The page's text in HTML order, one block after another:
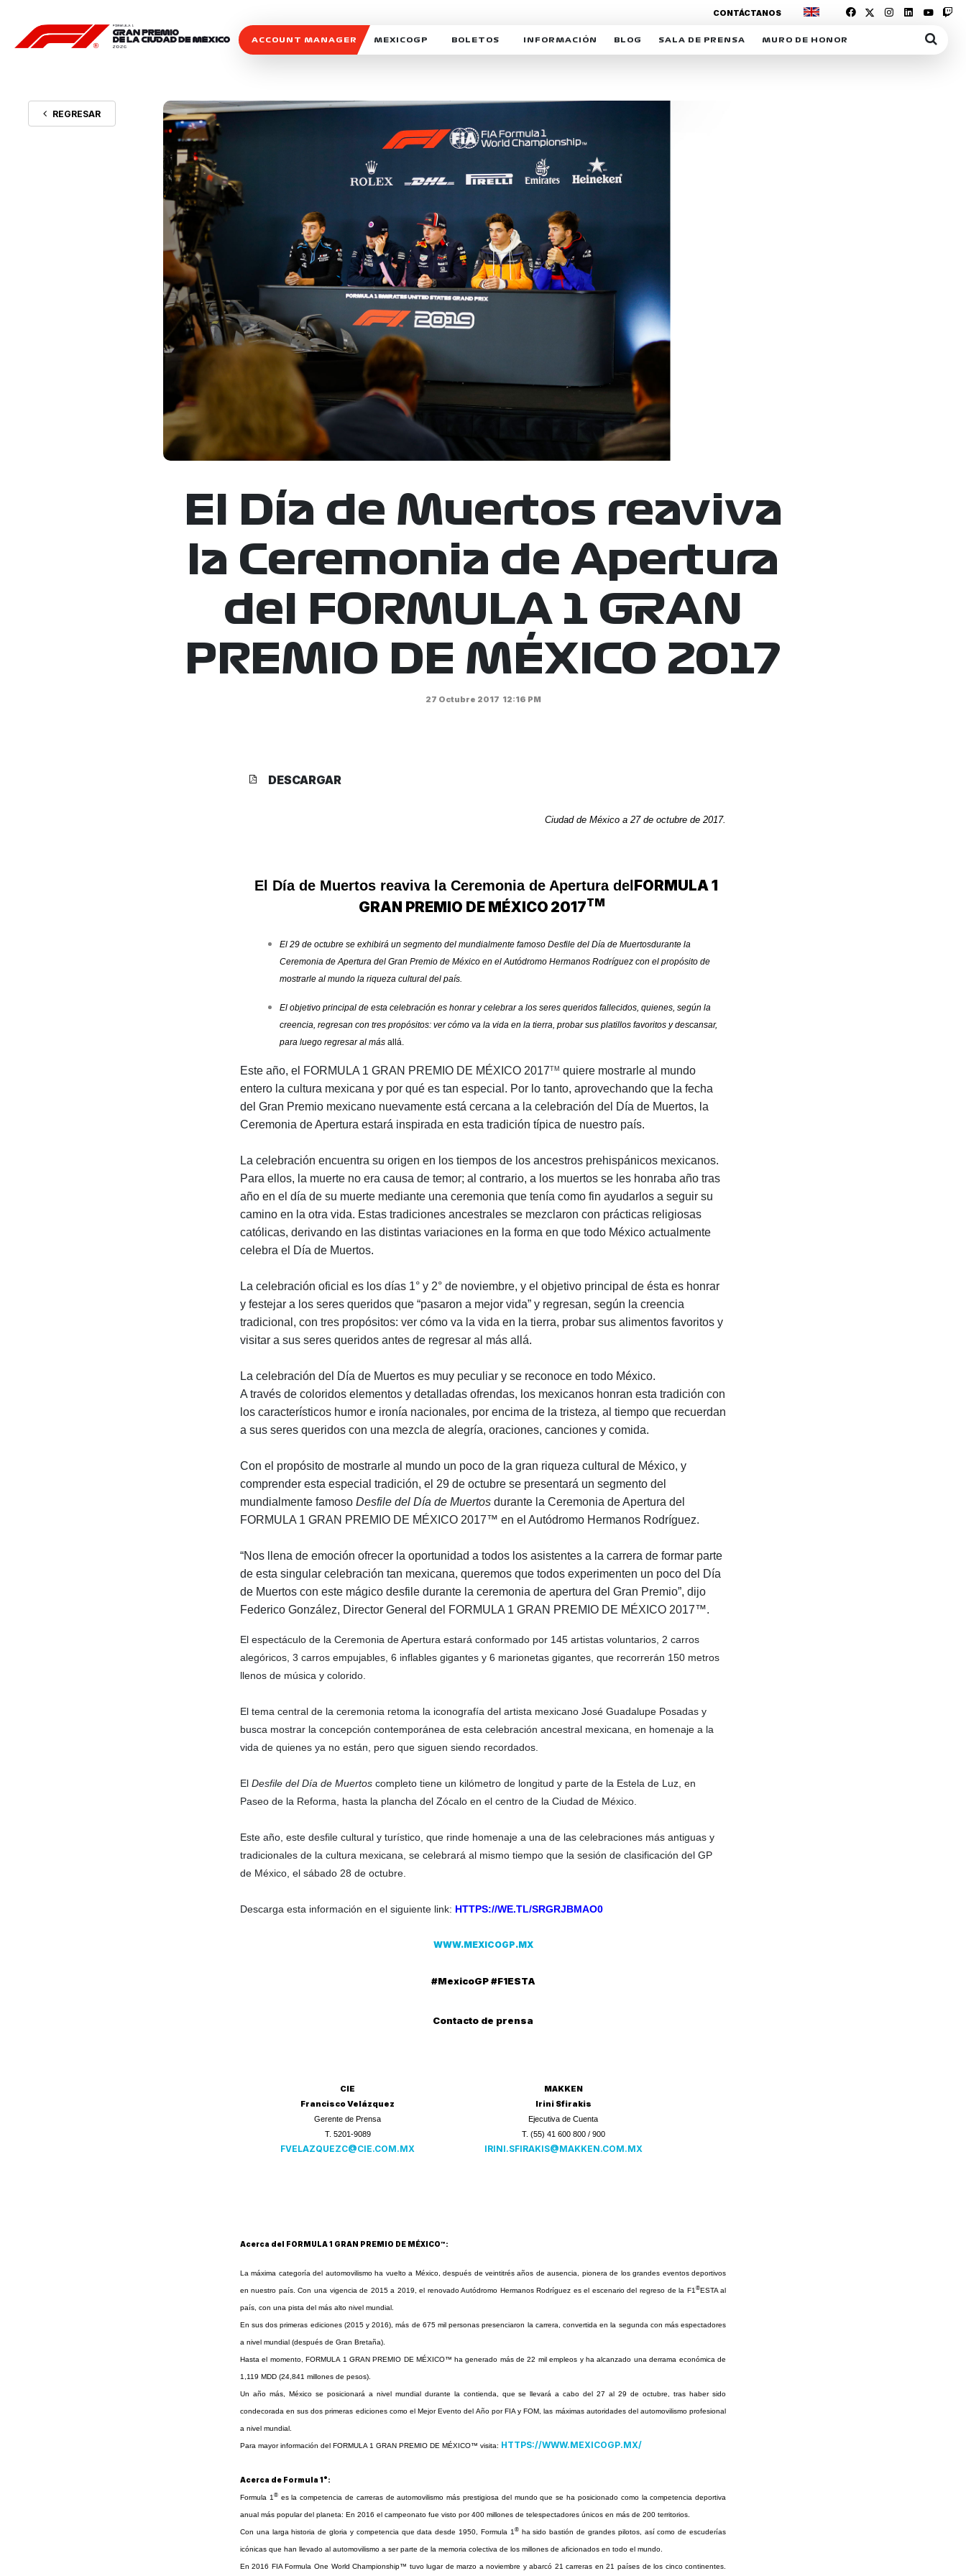
ACCOUNT MANAGER MEXICOGP
CELEBRA CON NOSOTROS
BOLETOS INFORMACIÓN
REFORESTEMOS JUNTOS
MOTORSPORT ACADEMY
EXPOSICIÓN FOTOGRÁFICA
CAMPEONATO
PATROCINADORES
LEGALES TICKETMASTER
BLOG SALA DE PRENSA MURO DE HONOR
CONTÁCTANOS
REGRESAR
El Día de Muertos reaviva
la Ceremonia de Apertura
del FORMULA 1 GRAN
PREMIO DE MÉXICO 2017
27 Octubre 2017 12:16 PM
DESCARGAR
Ciudad de México a 27 de octubre de 2017.
El Día de Muertos reaviva la Ceremonia de Apertura delFORMULA 1
GRAN PREMIO DE MÉXICO 2017TM
El 29 de octubre se exhibirá un segmento del mundialmente famoso Desfile del Día de Muertosdurante la
Ceremonia de Apertura del Gran Premio de México en el Autódromo Hermanos Rodríguez con el propósito de
mostrarle al mundo la riqueza cultural del país.
El objetivo principal de esta celebración es honrar y celebrar a los seres queridos fallecidos, quienes, según la
creencia, regresan con tres propósitos: ver cómo va la vida en la tierra, probar sus platillos favoritos y descansar,
para luego regresar al más allá.
Este año, el FORMULA 1 GRAN PREMIO DE MÉXICO 2017TM quiere mostrarle al mundo
entero la cultura mexicana y por qué es tan especial. Por lo tanto, aprovechando que la fecha
del Gran Premio mexicano nuevamente está cercana a la celebración del Día de Muertos, la
Ceremonia de Apertura estará inspirada en esta tradición típica de nuestro país.
La celebración encuentra su origen en los tiempos de los ancestros prehispánicos mexicanos.
Para ellos, la muerte no era causa de temor; al contrario, a los muertos se les honraba año tras
año en el día de su muerte mediante una ceremonia que tenía como fin ayudarlos a seguir su
camino en la otra vida. Estas tradiciones ancestrales se mezclaron con prácticas religiosas
católicas, derivando en las distintas variaciones en la forma en que todo México actualmente
celebra el Día de Muertos.
La celebración oficial es los días 1° y 2° de noviembre, y el objetivo principal de ésta es honrar
y festejar a los seres queridos que “pasaron a mejor vida” y regresan, según la creencia
tradicional, con tres propósitos: ver cómo va la vida en la tierra, probar sus alimentos favoritos y
visitar a sus seres queridos antes de regresar al más allá.
La celebración del Día de Muertos es muy peculiar y se reconoce en todo México.
A través de coloridos elementos y detalladas ofrendas, los mexicanos honran esta tradición con
los característicos humor e ironía nacionales, por encima de la tristeza, al tiempo que recuerdan
a sus seres queridos con una mezcla de alegría, oraciones, canciones y comida.
Con el propósito de mostrarle al mundo un poco de la gran riqueza cultural de México, y
comprender esta especial tradición, el 29 de octubre se presentará un segmento del
mundialmente famoso Desfile del Día de Muertosdurante la Ceremonia de Apertura del
FORMULA 1 GRAN PREMIO DE MÉXICO 2017™ en el Autódromo Hermanos Rodríguez.
“Nos llena de emoción ofrecer la oportunidad a todos los asistentes a la carrera de formar parte
de esta singular celebración tan mexicana, queremos que todos experimenten un poco del Día
de Muertos con este mágico desfile durante la ceremonia de apertura del Gran Premio”, dijo
Federico González, Director General del FORMULA 1 GRAN PREMIO DE MÉXICO 2017™.
El espectáculo de la Ceremonia de Apertura estará conformado por 145 artistas voluntarios, 2 carros
alegóricos, 3 carros empujables, 6 inflables gigantes y 6 marionetas gigantes, que recorrerán 150 metros
llenos de música y colorido.
El tema central de la ceremonia retoma la iconografía del artista mexicano José Guadalupe Posadas y
busca mostrar la concepción contemporánea de esta celebración ancestral mexicana, en homenaje a la
vida de quienes ya no están, pero que siguen siendo recordados.
El Desfile del Día de Muertoscompleto tiene un kilómetro de longitud y parte de la Estela de Luz, en
Paseo de la Reforma, hasta la plancha del Zócalo en el centro de la Ciudad de México.
Este año, este desfile cultural y turístico, que rinde homenaje a una de las celebraciones más antiguas y
tradicionales de la cultura mexicana, se celebrará al mismo tiempo que la sesión de clasificación del GP
de México, el sábado 28 de octubre.
Descarga esta información en el siguiente link: HTTPS://WE.TL/SRGRJBMAO0
WWW.MEXICOGP.MX
#MexicoGP #F1ESTA
Contacto de prensa
CIE
Francisco Velázquez
Gerente de Prensa
T. 5201-9089
FVELAZQUEZC@CIE.COM.MX
MAKKEN
Irini Sfirakis
Ejecutiva de Cuenta
T. (55) 41 600 800 / 900
IRINI.SFIRAKIS@MAKKEN.COM.MX
Acerca del FORMULA 1 GRAN PREMIO DE MÉXICO™:
La máxima categoría del automovilismo ha vuelto a México, después de veintitrés años de ausencia, pionera de los grandes eventos deportivos
en nuestro país. Con una vigencia de 2015 a 2019, el renovado Autódromo Hermanos Rodríguez es el escenario del regreso de la F1 ®ESTA al
país, con una pista del más alto nivel mundial.
En sus dos primeras ediciones (2015 y 2016), más de 675 mil personas presenciaron la carrera, convertida en la segunda con más espectadores
a nivel mundial (después de Gran Bretaña).
Hasta el momento, FORMULA 1 GRAN PREMIO DE MÉXICO™ ha generado más de 22 mil empleos y ha alcanzado una derrama económica de
1,119 MDD (24,841 millones de pesos).
Un año más, México se posicionará a nivel mundial durante la contienda, que se llevará a cabo del 27 al 29 de octubre, tras haber sido
condecorada en sus dos primeras ediciones como el Mejor Evento del Año por FIA y FOM, las máximas autoridades del automovilismo profesional
a nivel mundial.
Para mayor información del FORMULA 1 GRAN PREMIO DE MÉXICO™ visita: HTTPS://WWW.MEXICOGP.MX/
Acerca de Formula 1 ® :
Formula 1 ®es la competencia de carreras de automovilismo más prestigiosa del mundo que se ha posicionado como la competencia deportiva
anual más popular del planeta: En 2016 el campeonato fue visto por 400 millones de telespectadores únicos en más de 200 territorios.
Con una larga historia de gloria y competencia que data desde 1950, Formula 1 ®ha sido bastión de grandes pilotos, así como de escuderías
icónicas que han llevado al automovilismo a ser parte de la memoria colectiva de los millones de aficionados en todo el mundo.
En 2016 FIA Formula One World Championship™ tuvo lugar de marzo a noviembre y abarcó 21 carreras en 21 países de los cinco continentes.